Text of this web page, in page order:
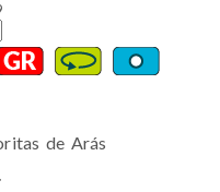
de Arás